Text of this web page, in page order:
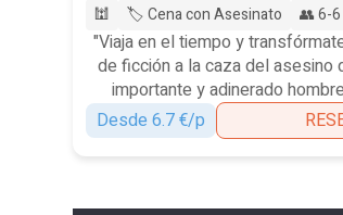
🕍 🏷️ Cena con Asesinato 👥 6-6
"Viaja en el tiempo y
de ficción a la caza del asesino
importante y adinerado
Desde 6.7 €/p